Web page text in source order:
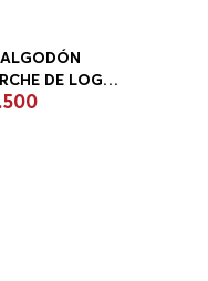
DE LOGO
.500